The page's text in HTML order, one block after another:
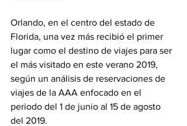
Orlando, en el centro del estado de
Florida, una vez más recibió el primer
lugar como el destino de viajes para ser
el más visitado en este verano 2019,
según un análisis de reservaciones de
viajes de la AAA enfocado en el
periodo del 1 de junio al 15 de agosto
del 2019.